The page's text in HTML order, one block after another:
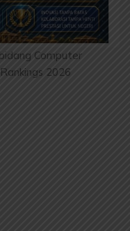
Computer
2026